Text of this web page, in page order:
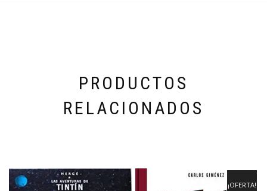
PRODUCTOS
RELACIONADOS
¡OFERTA!